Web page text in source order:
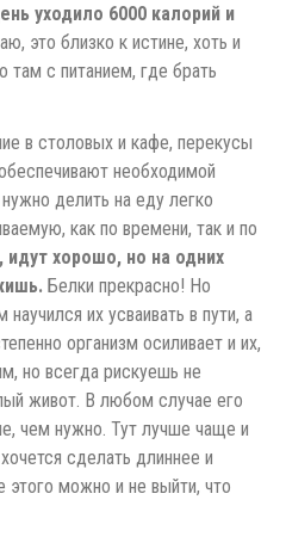
уходило 6000 калорий и
это близко к истине, хоть и
там с питанием, где брать
в столовых и кафе, перекусы
необходимой
делить на еду легко
как по времени, так и по
хорошо, но на одних
Белки прекрасно! Но
их усваивать в пути, а
организм осиливает и их,
но всегда рискуешь не
живот. В любом случае его
чем нужно. Тут лучше чаще и
сделать длиннее и
этого можно и не выйти, что